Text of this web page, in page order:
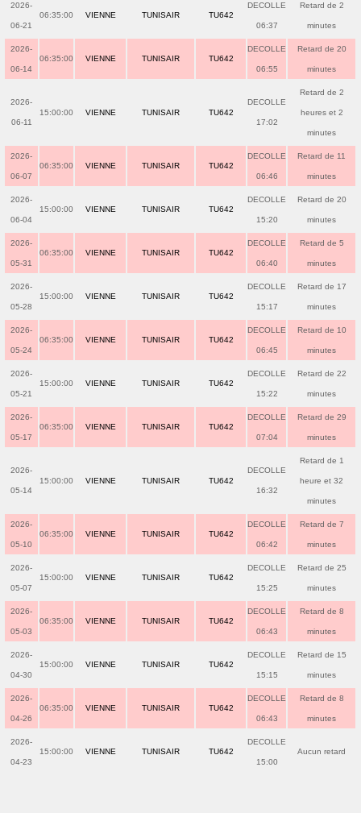
2026-
06-21
06:35:00 VIENNE TUNISAIR TU642
DECOLLE
06:37
Retard de 2
minutes
2026-
06-14
06:35:00 VIENNE TUNISAIR TU642
DECOLLE
06:55
Retard de 20
minutes
2026-
06-11
15:00:00 VIENNE TUNISAIR TU642
DECOLLE
17:02
Retard de 2
heures et 2
minutes
2026-
06-07
06:35:00 VIENNE TUNISAIR TU642
DECOLLE
06:46
Retard de 11
minutes
2026-
06-04
15:00:00 VIENNE TUNISAIR TU642
DECOLLE
15:20
Retard de 20
minutes
2026-
05-31
06:35:00 VIENNE TUNISAIR TU642
DECOLLE
06:40
Retard de 5
minutes
2026-
05-28
15:00:00 VIENNE TUNISAIR TU642
DECOLLE
15:17
Retard de 17
minutes
2026-
05-24
06:35:00 VIENNE TUNISAIR TU642
DECOLLE
06:45
Retard de 10
minutes
2026-
05-21
15:00:00 VIENNE TUNISAIR TU642
DECOLLE
15:22
Retard de 22
minutes
2026-
05-17
06:35:00 VIENNE TUNISAIR TU642
DECOLLE
07:04
Retard de 29
minutes
2026-
05-14
15:00:00 VIENNE TUNISAIR TU642
DECOLLE
16:32
Retard de 1
heure et 32
minutes
2026-
05-10
06:35:00 VIENNE TUNISAIR TU642
DECOLLE
06:42
Retard de 7
minutes
2026-
05-07
15:00:00 VIENNE TUNISAIR TU642
DECOLLE
15:25
Retard de 25
minutes
2026-
05-03
06:35:00 VIENNE TUNISAIR TU642
DECOLLE
06:43
Retard de 8
minutes
2026-
04-30
15:00:00 VIENNE TUNISAIR TU642
DECOLLE
15:15
Retard de 15
minutes
2026-
04-26
06:35:00 VIENNE TUNISAIR TU642
DECOLLE
06:43
Retard de 8
minutes
2026-
04-23
15:00:00 VIENNE TUNISAIR TU642
DECOLLE
15:00
Aucun retard